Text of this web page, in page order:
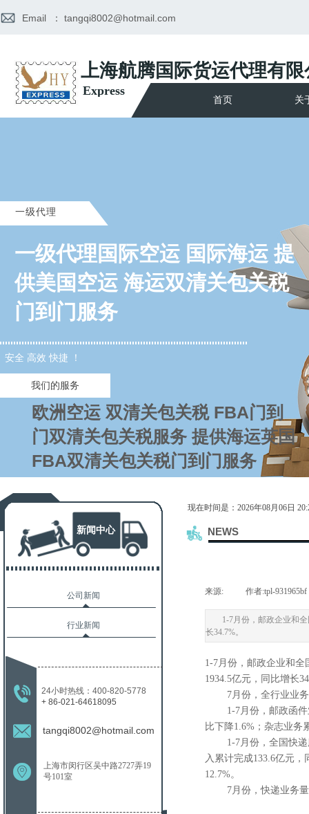
Email ： tangqi8002@hotmail.com
上海航腾国际货运代理有限
Express
首页 关
一级代理
一级代理国际空运 国际海运 提
供美国空运 海运双清关包关税
门到门服务
安全 高效 快捷 ！
我们的服务
欧洲空运 双清关包关税 FBA门到
门双清关包关税服务 提供海运英国
FBA双清关包关税门到门服务
现在时间是：2026年08月06日
新闻中心 NEWS
来源: 作者:tpl-931965bf
1-7月份，邮政企业和
长34.7%。
1-7月份，邮政企业和
1934.5亿元，同比增长
7月份，全行业业务收
1-7月份，邮政函件业
比下降1.6%；杂志业务
1-7月份，全国快递服
入累计完成133.6亿元
12.7%。
7月份，快递业务量完
公司新闻
行业新闻
24小时热线：400-820-5778
+ 86-021-64618095
tangqi8002@hotmail.com
上海市闵行区吴中路2727弄19
号101室